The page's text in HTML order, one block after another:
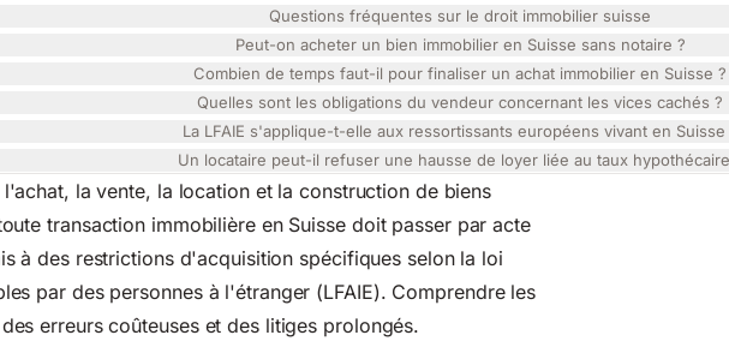
Questions fréquentes sur le droit immobilier suisse
Peut-on acheter un bien immobilier en Suisse sans notaire ?
Combien de temps faut-il pour finaliser un achat immobilier en Suisse ?
Quelles sont les obligations du vendeur concernant les vices cachés ?
La LFAIE s'applique-t-elle aux ressortissants européens vivant en Suisse
Un locataire peut-il refuser une hausse de loyer liée au taux
la vente, la location et la constructionde biens
transaction immobilière en Suisse doit passer par acte
à des restrictions d'acquisition spécifiques selon la loi
par des personnes à l'étranger (LFAIE). Comprendre les
erreurs coûteuses et des litiges prolongés.